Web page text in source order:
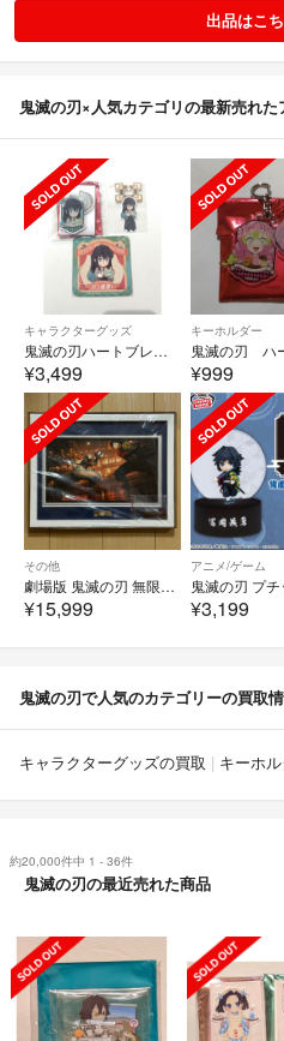
出品はこ
鬼滅の刃×人気カテゴリの最新売れた
キャラクターグッズ
鬼滅の刃ハートブレッドアンティーク2連アクリルキーホルダーコースターピック時透無一郎合計3点セット
¥3,499
キーホルダー
¥999
その他
劇場版 鬼滅の刃 無限城編 第一章 猗窩座再来 Joshin購入特典グッズ 場面写A4キャラファイングラフ シリアルナンバー入り
¥15,999
アニメ/ゲーム
¥3,199
鬼滅の刃で人気のカテゴリーの買取
キャラクターグッズの買取 キーホ
約20,000件中 1 - 36件
鬼滅の刃の最近売れた商品